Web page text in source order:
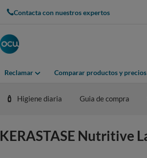
Contacta con nuestros expertos
Reclamar Comparar productos y precios
Higiene diaria Guia de compra
KERASTASE Nutritive